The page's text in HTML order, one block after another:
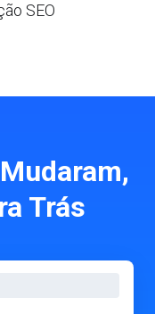
SEO
Trás